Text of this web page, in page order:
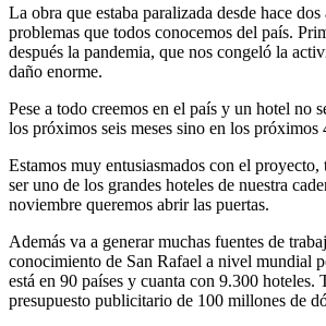
La obra que estaba paralizada desde hace
problemas que todos conocemos del país.
después la pandemia, que nos congeló la
daño enorme.
Pese a todo creemos en el país y un hotel no
los próximos seis meses sino en los próximos
Estamos muy entusiasmados con el
ser uno de los grandes hoteles de nuestra
noviembre queremos abrir las puertas.
Además va a generar muchas fuentes de
conocimiento de San Rafael a nivel mundial
está en 90 países y cuanta con 9.300 hoteles.
presupuesto publicitario de 100 millones de